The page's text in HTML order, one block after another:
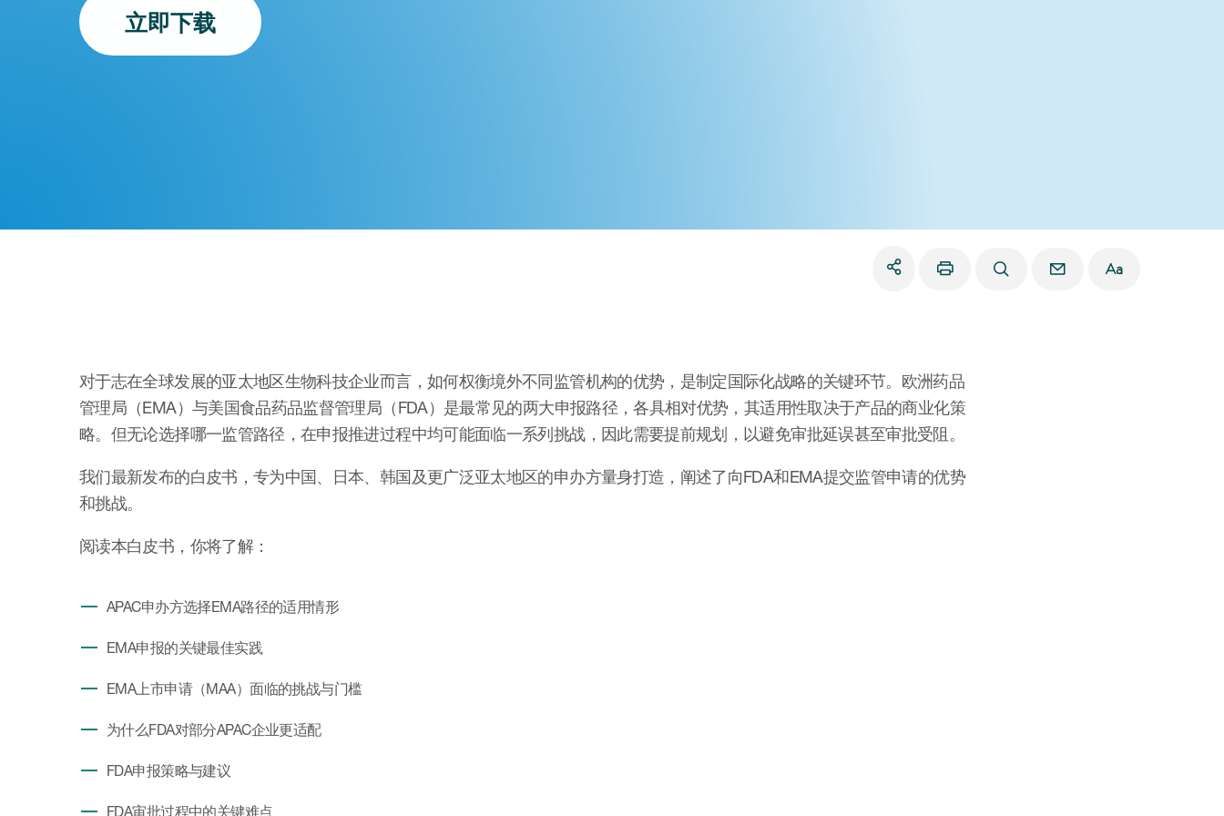
立即下载
对于志在全球发展的亚太地区生物科技企业而言，如何权衡境外不同监管机构的优势，是制定国际化战略的关键环节。欧洲药品
管理局（EMA）与美国食品药品监督管理局（FDA）是最常见的两大申报路径，各具相对优势，其适用性取决于产品的商业化策
略。但无论选择哪一监管路径，在申报推进过程中均可能面临一系列挑战，因此需要提前规划，以避免审批延误甚至审批受阻。
我们最新发布的白皮书，专为中国、日本、韩国及更广泛亚太地区的申办方量身打造，阐述了向FDA和EMA提交监管申请的优势
和挑战。
阅读本白皮书，你将了解：
APAC申办方选择EMA路径的适用情形
EMA申报的关键最佳实践
EMA上市申请（MAA）面临的挑战与门槛
为什么FDA对部分APAC企业更适配
FDA申报策略与建议
FDA审批过程中的关键难点